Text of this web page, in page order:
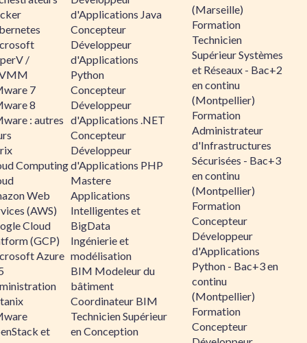
/
7
8
: autres
Computing
Web
(AWS)
Cloud
(GCP)
Azure
et
d'Applications Java
Concepteur
Développeur
d'Applications
Python
Concepteur
Développeur
d'Applications .NET
Concepteur
Développeur
d'Applications PHP
Mastere
Applications
Intelligentes et
BigData
Ingénierie et
modélisation
BIM Modeleur du
bâtiment
Coordinateur BIM
Technicien Supérieur
en Conception
(Marseille)
Formation
Technicien
Supérieur Systèmes
et Réseaux - Bac+2
en continu
(Montpellier)
Formation
Administrateur
d'Infrastructures
Sécurisées - Bac+3
en continu
(Montpellier)
Formation
Concepteur
Développeur
d'Applications
Python - Bac+3 en
continu
(Montpellier)
Formation
Concepteur